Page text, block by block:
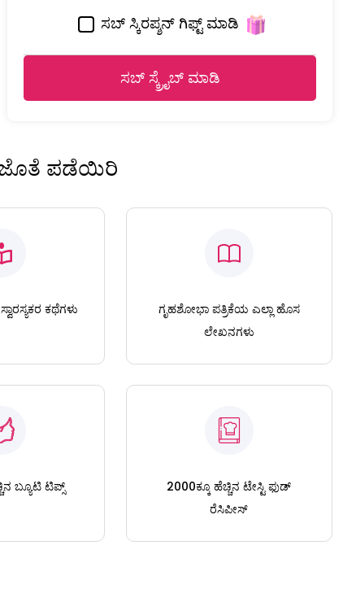
ಸಬ್ ಸ್ಕಿರಪ್ಶನ್ ಗಿಫ್ಟ್ ಮಾಡಿ
ಸಬ್ ಸ್ಕ್ರೈಬ್ ಮಾಡಿ
ಜೊತೆ ಪಡೆಯಿರಿ
ಕಥೆಗಳು
ಗೃಹಶೋಭಾ ಪತ್ರಿಕೆಯ ಎಲ್ಲಾ ಹೊಸ
ಲೇಖನಗಳು
ಬ್ಯೂಟಿ ಟಿಪ್ಸ್
2000ಕ್ಕೂ ಹೆಚ್ಚಿನ ಟೇಸ್ಟಿ ಫುಡ್
ರೆಸಿಪೀಸ್